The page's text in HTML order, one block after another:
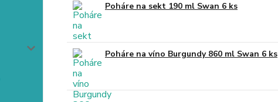
Poháre na sekt 190 ml Swan 6 ks
Poháre na víno Burgundy 860 ml Swan 6 ks